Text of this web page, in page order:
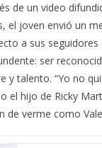
de un video
el joven envió un
a sus seguidores
ser
y talento. “Yo no
el hijo de Ricky
de verme como